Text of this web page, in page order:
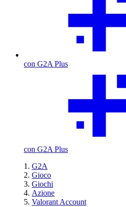
con G2A Plus
con G2A Plus
G2A
Gioco
Giochi
Azione
Valorant Account